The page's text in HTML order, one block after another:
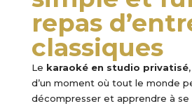
repas
classiques
Le karaoké en studio privatisé
d’un moment où tout le monde
décompresser et apprendre à se